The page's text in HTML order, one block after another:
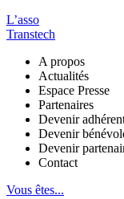
L’asso
Transtech
A propos
Actualités
Espace Presse
Partenaires
Devenir
Devenir
Devenir
Contact
Vous êtes...